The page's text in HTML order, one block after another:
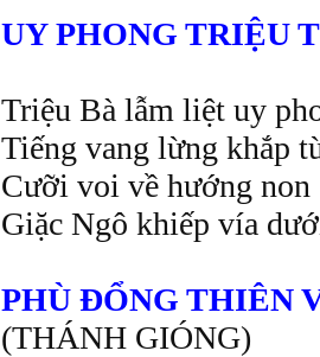
UY PHONG TRIỆU
Triệu Bà lẫm liệt uy
Tiếng vang lừng khắp
Cưỡi voi về hướng non
Giặc Ngô khiếp vía
PHÙ ĐỔNG THIÊN
(THÁNH GIÓNG)